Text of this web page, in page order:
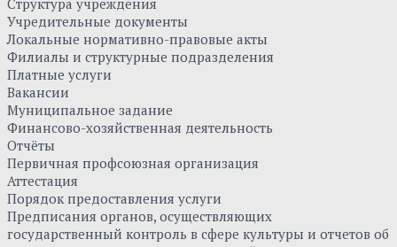
Структура учреждения
Учредительные документы
Локальные нормативно-правовые акты
Филиалы и структурные подразделения
Платные услуги
Вакансии
Муниципальное задание
Финансово-хозяйственная деятельность
Отчёты
Первичная профсоюзная организация
Аттестация
Порядок предоставления услуги
Предписания органов, осуществляющих
государственный контроль в сфере культуры и отчетов об